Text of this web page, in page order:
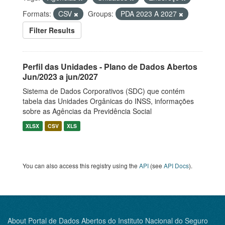
Formats:
CSV Groups:
PDA 2023 A 2027
Filter Results
Perfil das Unidades - Plano de Dados Abertos
Jun/2023 a jun/2027
Sistema de Dados Corporativos (SDC) que contém
tabela das Unidades Orgânicas do INSS, informações
sobre as Agências da Previdência Social
XLSX CSV XLS
You can also access this registry using the API (see API Docs).
About Portal de Dados Abertos do Instituto Nacional do Seguro